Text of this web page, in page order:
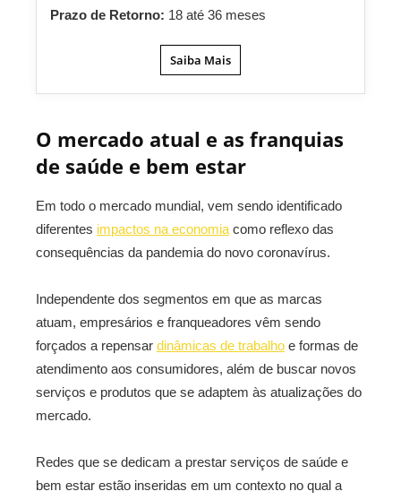
Prazo de Retorno: 18 até 36 meses
Saiba Mais
O mercado atual e as franquias
de saúde e bem estar
Em todo o mercado mundial, vem sendo identificado
diferentes impactos na economia como reflexo das
consequências da pandemia do novo coronavírus.
Independente dos segmentos em que as marcas
atuam, empresários e franqueadores vêm sendo
forçados a repensar dinâmicas de trabalho e formas de
atendimento aos consumidores, além de buscar novos
serviços e produtos que se adaptem às atualizações do
mercado.
Redes que se dedicam a prestar serviços de saúde e
bem estar estão inseridas em um contexto no qual a